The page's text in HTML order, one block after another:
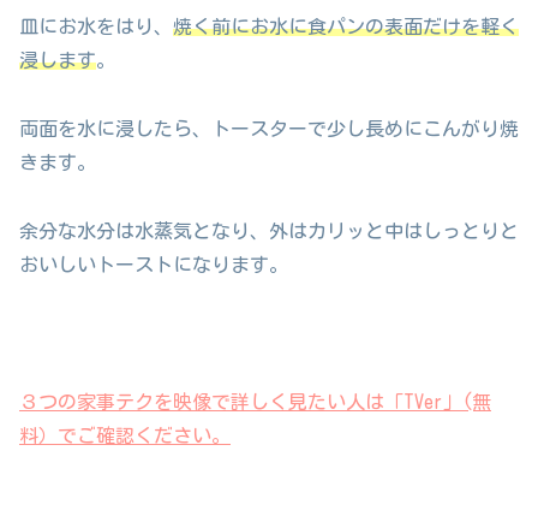
皿にお水をはり、 焼く前にお水に食パンの表面だけを軽く
浸します。
両面を水に浸したら、トースターで少し長めにこんがり焼
きます。
余分な水分は水蒸気となり、外はカリッと中はしっとりと
おいしいトーストになります。
３つの家事テクを映像で詳しく見たい人は「TVer」(無
料）でご確認ください。